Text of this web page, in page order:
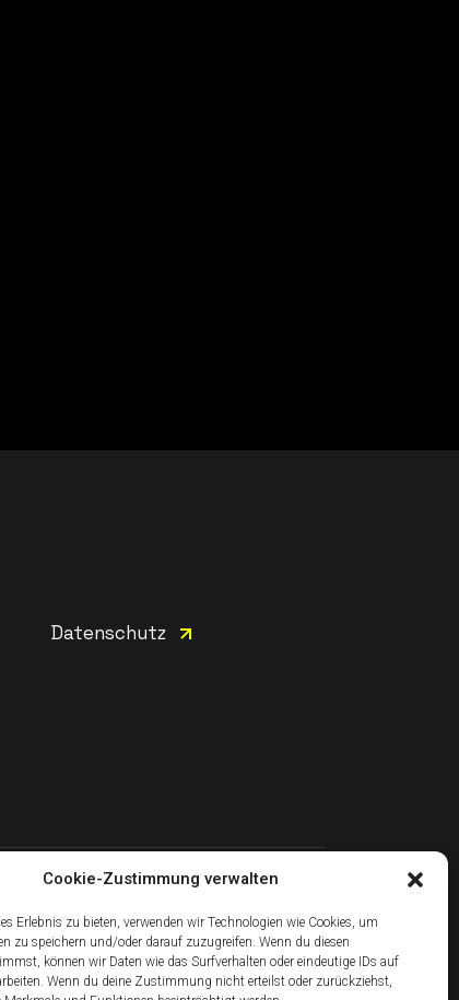
Cookie-Zustimmung verwalten
Erlebnis zu bieten, verwenden wir Technologien wie Cookies, um
zu speichern und/oder darauf zuzugreifen. Wenn du diesen
können wir Daten wie das Surfverhalten oder eindeutige IDs auf
Wenn du deine Zustimmung nicht erteilst oder zurückziehst,
Datenschutz
Facebook